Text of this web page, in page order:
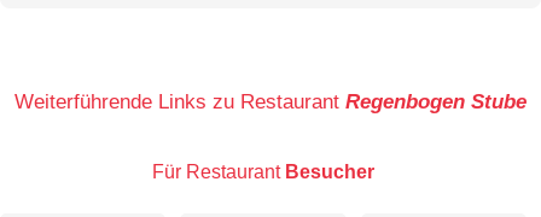
E-Mail-Adresse (wird nicht veröffentlicht)
Weiterführende Links zu Restaurant Regenbogen Stube
Für Restaurant Besucher